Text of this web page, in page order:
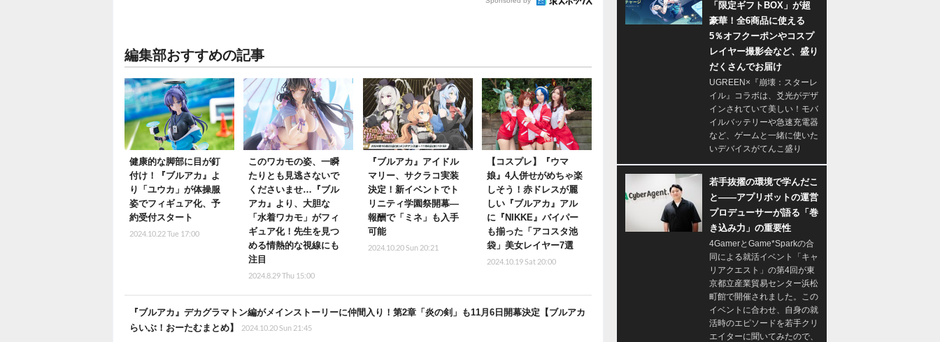
編集部おすすめの記事
健康的な脚部に目が釘
付け！『ブルアカ』よ
り「ユウカ」が体操服
姿でフィギュア化、予
約受付スタート
2024.10.22 Tue 17:00
このワカモの姿、一瞬
たりとも見逃さないで
くださいませ…『ブル
アカ』より、大胆な
「水着ワカモ」がフィ
ギュア化！先生を見つ
める情熱的な視線にも
注目
2024.8.29 Thu 15:00
『ブルアカ』アイドル
マリー、サクラコ実装
決定！新イベントでト
リニティ学園祭開幕―
報酬で「ミネ」も入手
可能
2024.10.20 Sun 20:21
【コスプレ】『ウマ
娘』4人併せがめちゃ楽
しそう！赤ドレスが麗
しい『ブルアカ』アル
に『NIKKE』バイパー
も揃った「アコスタ池
袋」美女レイヤー7選
2024.10.19 Sat 20:00
『ブルアカ』デカグラマトン編がメインストーリーに仲間入り！第2章「炎の剣」も11月6日開幕決定【ブルアカ
らいぶ！おーたむまとめ】
2024.10.20 Sun 21:45
「限定ギフトBOX」が超
豪華！全6商品に使える
5％オフクーポンやコスプ
レイヤー撮影会など、盛り
だくさんでお届け
UGREEN×『崩壊：スターレ
イル』コラボは、爻光がデザ
インされていて美しい！モバ
イルバッテリーや急速充電器
など、ゲームと一緒に使いた
いデバイスがてんこ盛り
若手抜擢の環境で学んだこ
と――アプリボットの運営
プロデューサーが語る「巻
き込み力」の重要性
4GamerとGame*Sparkの合
同による就活イベント「キャ
リアクエスト」の第4回が東
京都立産業貿易センター浜松
町館で開催されました。この
イベントに合わせ、自身の就
活時のエピソードを若手クリ
エイターに聞いてみたので、